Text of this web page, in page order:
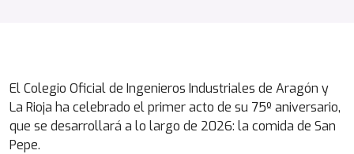
El Colegio Oficial de Ingenieros Industriales de Aragón y
La Rioja ha celebrado el primer acto de su 75º aniversario,
que se desarrollará a lo largo de 2026: la comida de San
Pepe.